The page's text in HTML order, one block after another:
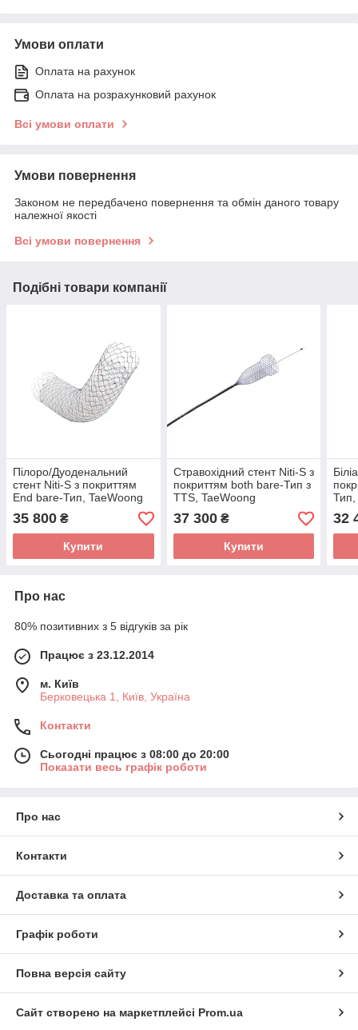
Умови оплати
Оплата на рахунок
Оплата на розрахунковий рахунок
Всі умови оплати
Умови повернення
Законом не передбачено повернення та обмін даного товару
належної якості
Всі умови повернення
Подібні товари компанії
Пілоро/Дуоденальний
стент Niti-S з покриттям
End bare-Тип, TaeWoong
35 800 ₴
Купити
Стравохідний стент Niti-S з
покриттям both bare-Тип з
TTS, TaeWoong
37 300₴
Купити
Тип,
32
Про нас
80% позитивних з 5 відгуків за рік
Працює з 23.12.2014
м. Київ
Берковецька 1, Київ, Україна
Контакти
Сьогодні працює з 08:00 до 20:00
Показати весь графік роботи
Про нас
Контакти
Доставка та оплата
Графік роботи
Повна версія сайту
Сайт створено на маркетплейсі Prom.ua